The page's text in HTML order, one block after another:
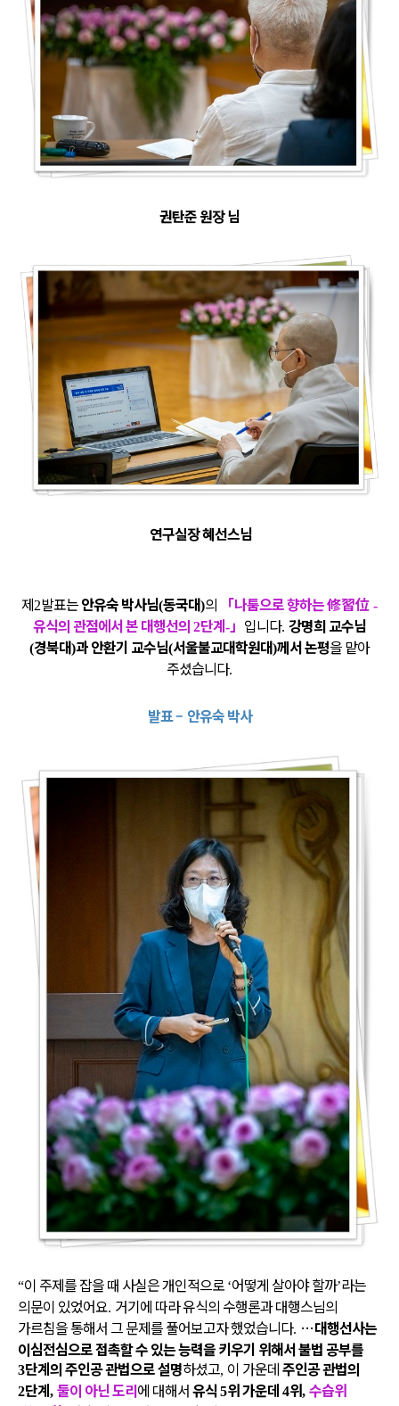
권탄준 원장님
연구실장 혜선스님
제2발표는안유숙 박사님(동국대)의 「나툼으로 향하는修習位 -
유식의 관점에서 본 대행선의 2단계-」 입니다. 강명희 교수님
(경북대)과 안환기 교수님(서울불교대학원대)께서 논평을 맡아
주셨습니다.
발표– 안유숙 박사
“이 주제를 잡을 때 사실은 개인적으로 ‘어떻게 살아야 할까’라는
의문이 있었어요. 거기에 따라 유식의 수행론과 대행스님의
가르침을 통해서 그 문제를 풀어보고자 했었습니다. …대행선사는
이심전심으로 접촉할 수 있는 능력을 키우기 위해서 불법 공부를
3단계의 주인공 관법으로 설명하셨고, 이 가운데주인공 관법의
2단계, 둘이 아닌 도리에 대해서유식5위 가운데 4위, 수습위